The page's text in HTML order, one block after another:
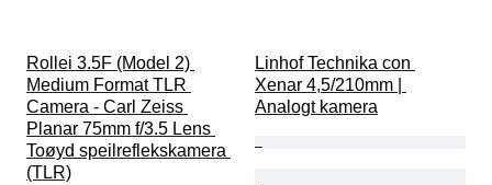
Rollei 3.5F (Model 2)
Medium Format TLR
Camera - Carl Zeiss
Planar 75mm f/3.5 Lens
Toøyd speilreflekskamera
(TLR)
Linhof Technika con
Xenar 4,5/210mm |
Analogt kamera